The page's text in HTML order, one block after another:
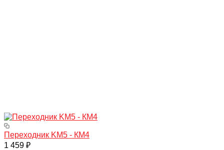
Переходник KM5 - КМ4
1 459 ₽